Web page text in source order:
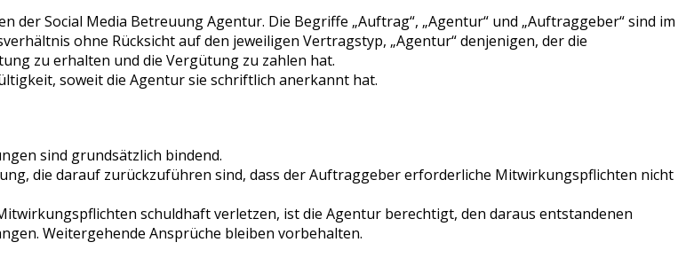
der Social Media Betreuung Agentur. Die Begriffe „Auftrag“, „Agentur“ und „Auftraggeber“ sind im
ohne Rücksicht auf den jeweiligen Vertragstyp, „Agentur“ denjenigen, der die
zu erhalten und die Vergütung zu zahlen hat.
soweit die Agentur sie schriftlich anerkannt hat.
sind grundsätzlich bindend.
die darauf zurückzuführen sind, dass der Auftraggeber erforderliche Mitwirkungspflichten nicht
schuldhaft verletzen, ist die Agentur berechtigt, den daraus entstandenen
Weitergehende Ansprüche bleiben vorbehalten.